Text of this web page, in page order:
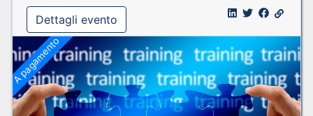
Dettagli evento
A pagamento